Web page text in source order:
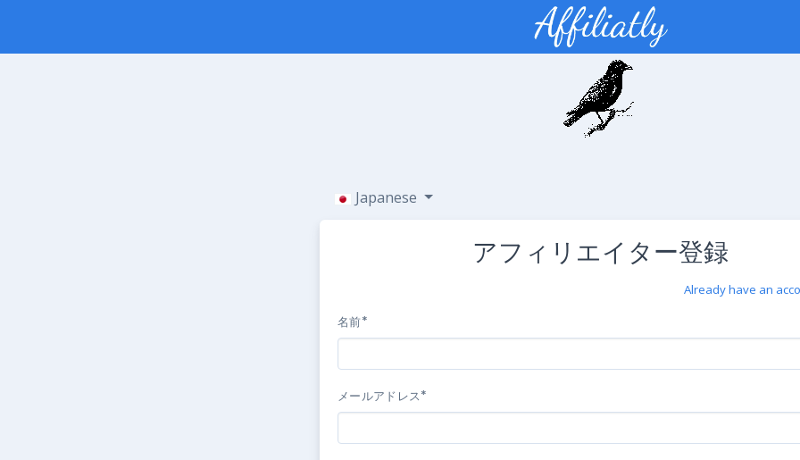
Japanese
アフィリエイター登録
Already have an
名前*
メールアドレス*